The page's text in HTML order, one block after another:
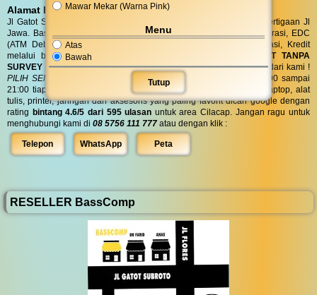
Mawar Mekar (Warna Pink)
Menu
Atas
Bawah
Tutup
Alamat BassComp
Jl Gatot Subroto no 47 Cilacap (100 meter selatan terminal) di pertigaan Jl
Jawa. BassComp melayani pembelian tunai, SIPLAH, BMT / Koperasi, EDC
(ATM Debit dan Kartu Kredit), QRIS, Transfer realtime terintegrasi, Kredit
melalui berbagai leasing.
CEPAT TANPA
SURVEY (RO) ANTI RIBET !DapatkanBONUSaksesories spesial dari kami !
PILIH SENDIRI
Langsung tanpa diundi ! BassComp buka jam 08:00 sampai
21:00 tiap hari. BassComp satu satunya toko komputer, ponsel, laptop, alat
tulis, printer, jaringan dan aksesoris yang paling favorit dicari google dengan
rating bintang 4.6/5 dari 595 ulasan untuk area Cilacap. Jangan ragu untuk
menghubungi kami di 08 5756 111 777 atau dengan klik :
Telepon WhatsApp Peta
RESELLER BassComp